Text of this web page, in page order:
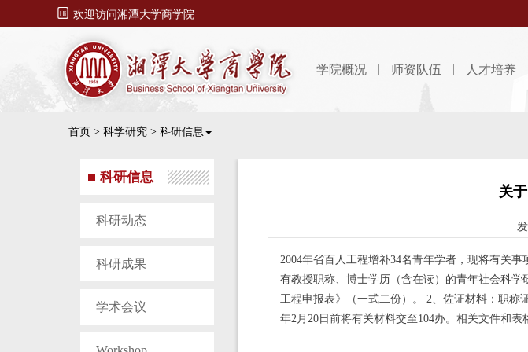
 欢迎访问湘潭大学商学院
学院概况 师资队伍 人才培养
首页 > 科学研究 > 科研信息
科研信息
科研动态
科研成果
学术会议
关
2004年省百人工程增补34名青年学者，现将有关
有教授职称、博士学历（含在读）的青年社会科
工程申报表》（一式二份）。 2、佐证材料：职称
年2月20日前将有关材料交至104办。相关文件和表